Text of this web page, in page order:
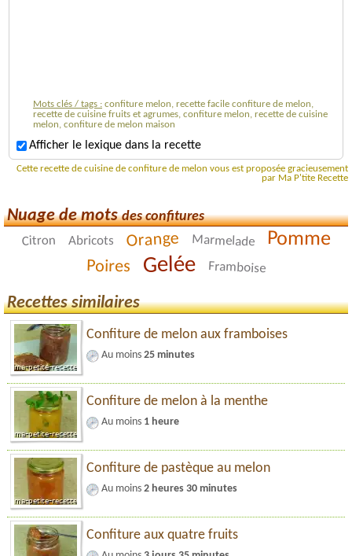
Mots clés / tags : confiture melon, recette facile confiture de melon,
recette de cuisine fruits et agrumes, confiture melon, recette de cuisine
melon, confiture de melon maison
Afficher le lexique dans la recette
Cette recette de cuisine de confiture de melon vous est proposée gracieusement
par Ma P'tite Recette
Nuage de motsdes confitures
Citron Abricots Orange Marmelade Pomme
Poires Gelée Framboise
Recettes similaires
Confiture de melon aux framboises
Au moins 25 minutes
Confiture de melon à la menthe
Au moins 1 heure
Confiture de pastèque au melon
Au moins 2 heures 30 minutes
Confiture aux quatre fruits